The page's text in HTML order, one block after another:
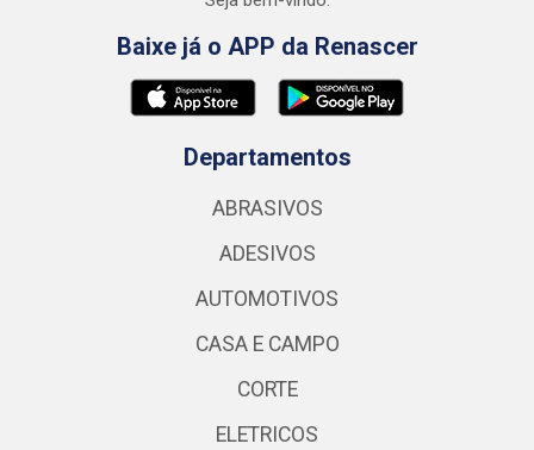
Baixe já o APP da Renascer
Departamentos
ABRASIVOS
ADESIVOS
AUTOMOTIVOS
CASA E CAMPO
CORTE
ELETRICOS